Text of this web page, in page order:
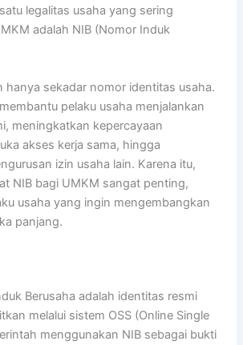
legalitas usaha yang sering
adalah NIB (Nomor Induk
hanya sekadar nomor identitas usaha.
pelaku usaha menjalankan
meningkatkan kepercayaan
akses kerja sama, hingga
izin usaha lain. Karena itu,
NIB bagi UMKM sangat penting,
usaha yang ingin mengembangkan
panjang.
Berusaha adalah identitas resmi
melalui sistem OSS (Online Single
menggunakan NIB sebagai bukti